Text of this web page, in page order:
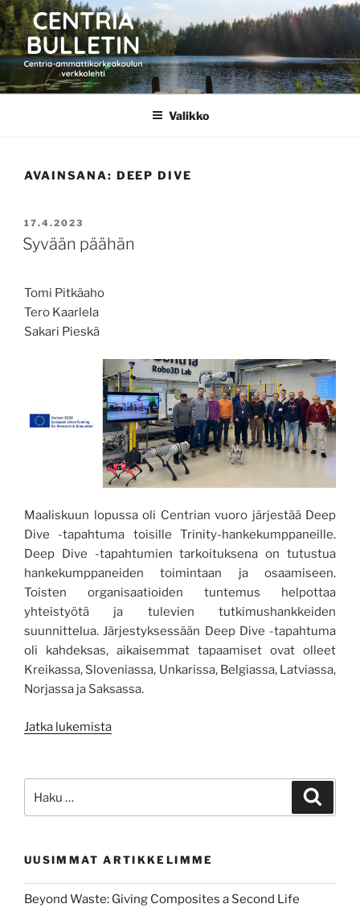
Siirry
sisältöön
CENTRIA BULLETIN
Valikko
AVAINSANA: DEEP DIVE
JULKAISTU
17.4.2023
Syvään päähän
Tomi Pitkäaho
Tero Kaarlela
Sakari Pieskä
Maaliskuun lopussa oli Centrian vuoro järjestää Deep
Dive -tapahtuma toisille Trinity-hankekumppaneille.
Deep Dive -tapahtumien tarkoituksena on tutustua
hankekumppaneiden toimintaan ja osaamiseen.
Toisten organisaatioiden tuntemus helpottaa
yhteistyötä ja tulevien tutkimushankkeiden
suunnittelua. Järjestyksessään Deep Dive -tapahtuma
oli kahdeksas, aikaisemmat tapaamiset ovat olleet
Kreikassa, Sloveniassa, Unkarissa, Belgiassa, Latviassa,
Norjassa ja Saksassa.
Jatka lukemista”Syvään
UUSIMMAT ARTIKKELIMME
Beyond Waste: Giving Composites a Second Life